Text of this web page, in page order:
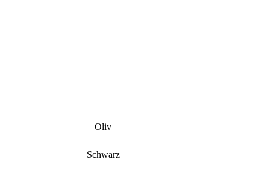
Oliv
Schwarz